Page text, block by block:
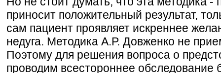
приносит положительный результат,
сам пациент проявляет искреннее
недуга. Методика А.Р. Довженко не
Поэтому для решения вопроса о
проводим всестороннее обследование